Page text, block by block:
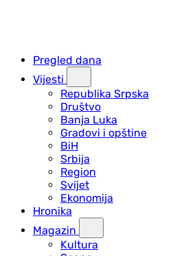
Pregled dana
Vijesti
Republika Srpska
Društvo
Banja Luka
Gradovi i opštine
BiH
Srbija
Region
Svijet
Ekonomija
Hronika
Magazin
Kultura